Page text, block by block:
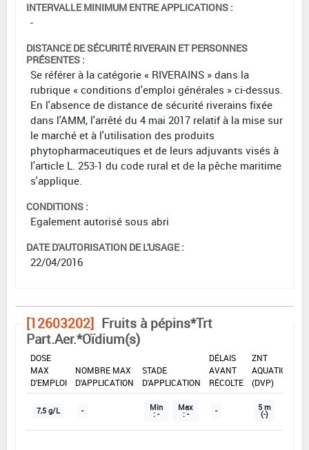
INTERVALLE MINIMUM ENTRE APPLICATIONS :
-
DISTANCE DE SÉCURITÉ RIVERAIN ET PERSONNES
PRÉSENTES :
Se référer à la catégorie « RIVERAINS » dans la
rubrique « conditions d'emploi générales » ci-dessus.
En l'absence de distance de sécurité riverains fixée
dans l'AMM, l'arrêté du 4 mai 2017 relatif à la mise sur
le marché et à l'utilisation des produits
phytopharmaceutiques et de leurs adjuvants visés à
l'article L. 253-1 du code rural et de la pêche maritime
s'applique.
CONDITIONS :
Egalement autorisé sous abri
DATE D'AUTORISATION DE L'USAGE :
22/04/2016
[12603202] Fruits à pépins*Trt
Part.Aer.*Oïdium(s)
DOSE
MAX
D'EMPLOI
NOMBRE MAX
D'APPLICATION
STADE
D'APPLICATION
DÉLAIS
AVANT
RÉCOLTE
ZNT
AQUATIQUE
(DVP)
7,5 g/L - Min
: -
Max
: - - 5 m
(-)